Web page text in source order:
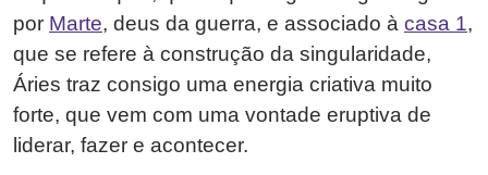
por Marte, deus da guerra, e associado à casa 1,
que se refere à construção da singularidade,
Áries traz consigo uma energia criativa muito
forte, que vem com uma vontade eruptiva de
liderar, fazer e acontecer.